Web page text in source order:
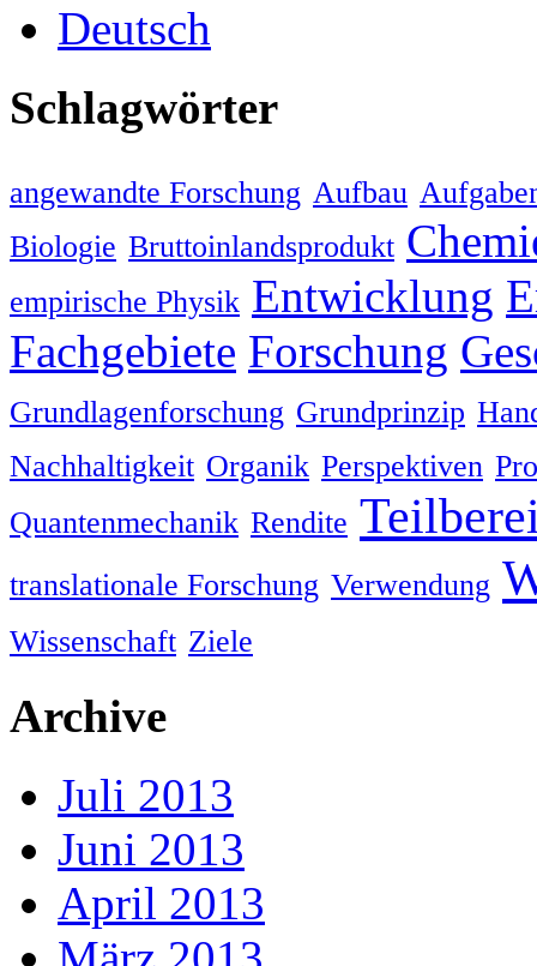
Deutsch
Schlagwörter
angewandte Forschung Aufbau
Biologie Bruttoinlandsprodukt
empirische Physik Entwicklung
Fachgebiete Forschung
Grundlagenforschung Grundprinzip
Nachhaltigkeit Organik Perspektiven
Quantenmechanik Rendite
translationale Forschung Verwendung
Wissenschaft Ziele
Archive
Juli 2013
Juni 2013
April 2013